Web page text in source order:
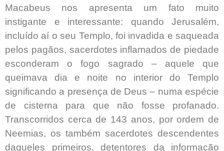
Macabeus nos apresenta um fato muito
instigante e interessante: quando Jerusalém,
incluído aí o seu Templo, foi invadida e saqueada
pelos pagãos, sacerdotes inflamados de piedade
esconderam o fogo sagrado – aquele que
queimava dia e noite no interior do Templo
significando a presença de Deus – numa espécie
de cisterna para que não fosse profanado.
Transcorridos cerca de 143 anos, por ordem de
Neemias, os também sacerdotes descendentes
daqueles primeiros, detentores da informação